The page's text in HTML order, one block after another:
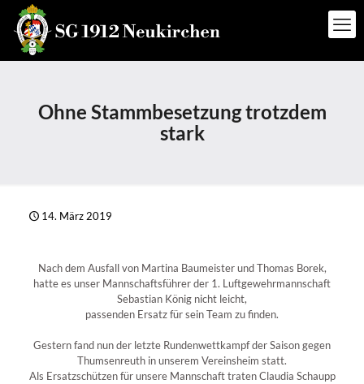
Ohne Stammbesetzung trotzdem
stark
14. März 2019
Nach dem Ausfall von Martina Baumeister und Thomas Borek,
hatte es unser Mannschaftsführer der 1. Luftgewehrmannschaft
Sebastian König nicht leicht,
passenden Ersatz für sein Team zu finden.
Gestern fand nun der letzte Rundenwettkampf der Saison gegen
Thumsenreuth in unserem Vereinsheim statt.
Als Ersatzschützen für unsere Mannschaft traten Claudia Schaupp